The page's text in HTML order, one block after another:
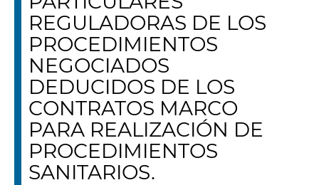
REGULADORAS DE LOS
PROCEDIMIENTOS
NEGOCIADOS
DEDUCIDOS DE LOS
CONTRATOS MARCO
PARA REALIZACIÓN DE
PROCEDIMIENTOS
SANITARIOS.